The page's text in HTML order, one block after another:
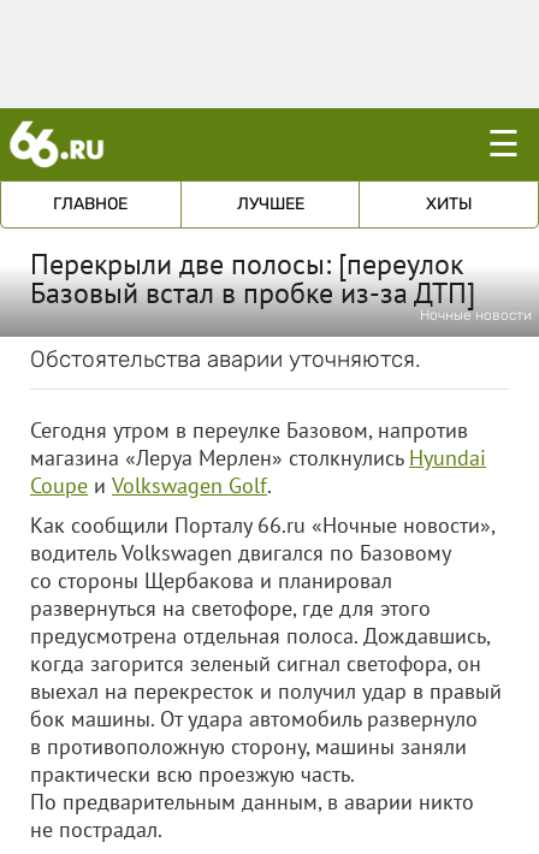
☰
ГЛАВНОЕ ЛУЧШЕЕ ХИТЫ
Перекрыли две полосы: [переулок
Базовый встал в пробке из-за ДТП]
Ночные новости
Обстоятельства аварии уточняются.
Сегодня утром в переулке Базовом, напротив
магазина «Леруа Мерлен» столкнулись Hyundai
Coupe и Volkswagen Golf.
Как сообщили Порталу 66.ru «Ночные новости»,
водитель Volkswagen двигался по Базовому
со стороны Щербакова и планировал
развернуться на светофоре, где для этого
предусмотрена отдельная полоса. Дождавшись,
когда загорится зеленый сигнал светофора, он
выехал на перекресток и получил удар в правый
бок машины. От удара автомобиль развернуло
в противоположную сторону, машины заняли
практически всю проезжую часть.
По предварительным данным, в аварии никто
не пострадал.